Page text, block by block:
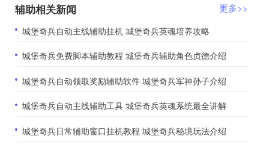
辅助相关新闻
更多>>
​城堡奇兵自动主线辅助挂机 城堡奇兵英魂培养攻略
​城堡奇兵免费脚本辅助教程 城堡奇兵辅助角色贞德介绍
​城堡奇兵自动领取奖励辅助软件 城堡奇兵军神孙子介绍
​城堡奇兵自动主线辅助工具 城堡奇兵英魂系统最全讲解
​城堡奇兵日常辅助窗口挂机教程 城堡奇兵秘境玩法介绍